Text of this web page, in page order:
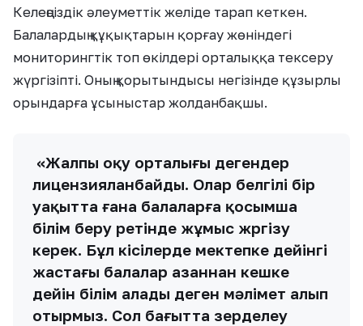
Келеңсіздік әлеуметтік желіде тарап кеткен.
Балалардың құқықтарын қорғау жөніндегі
мониторингтік топ өкілдері орталыққа тексеру
жүргізіпті. Оның қорытындысы негізінде құзырлы
орындарға ұсыныстар жолданбақшы.
«Жалпы оқу орталығы дегендер
лицензияланбайды. Олар белгілі бір
уақытта ғана балаларға қосымша
білім беру ретінде жұмыс жүргізу
керек. Бұл кісілерде мектепке дейінгі
жастағы балалар азаннан кешке
дейін білім алады деген мәлімет алып
отырмыз. Сол бағытта зерделеу